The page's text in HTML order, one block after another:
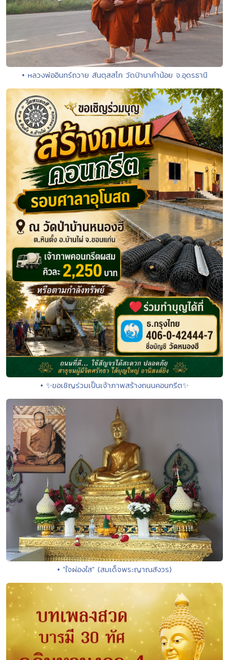
• หลวงพ่ออินทร์ถวาย สันตุสสโก วัดป่านาคำน้อย จ.อุดรธานี
• ✨ขอเชิญร่วมเป็นเจ้าภาพสร้างถนนคอนกรีต✨
• "ใจผ่องใส" (สมเด็จพระญาณสังวร)